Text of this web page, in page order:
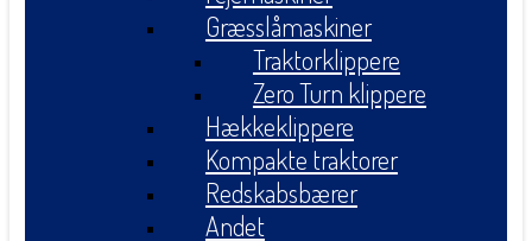
Græsslåmaskiner
Traktorklippere
Zero Turn klippere
Hækkeklippere
Kompakte traktorer
Redskabsbærer
Andet